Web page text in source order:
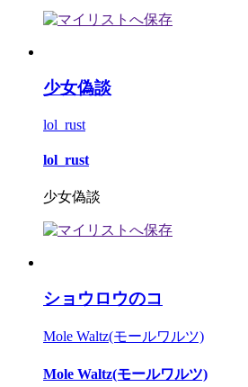
少女偽談
lol_rust
lol_rust
少女偽談
ショウロウのコ
Mole Waltz(モールワルツ)
Mole Waltz(モールワルツ)